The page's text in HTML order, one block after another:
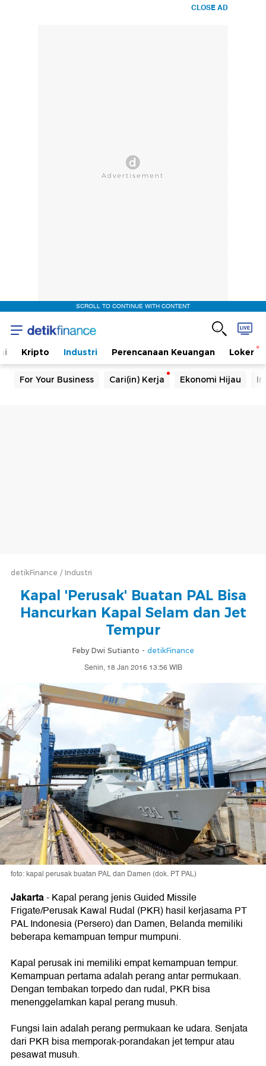
CLOSE AD
SCROLL TO CONTINUE WITH CONTENT
Kripto Industri Perencanaan Keuangan Loker
For Your Business Cari(in) Kerja Ekonomi Hijau
detikFinance Industri
Kapal 'Perusak' Buatan PAL Bisa
Hancurkan Kapal Selam dan Jet
Tempur
Feby Dwi Sutianto - detikFinance
Senin, 18 Jan 2016 13:56 WIB
foto: kapal perusak buatan PAL dan Damen (dok. PT PAL)
Jakarta-Kapal perang jenis Guided Missile
Frigate/Perusak Kawal Rudal (PKR) hasil kerjasama PT
PAL Indonesia (Persero) dan Damen, Belanda memiliki
beberapa kemampuan tempur mumpuni.
Kapal perusak ini memiliki empat kemampuan tempur.
Kemampuan pertama adalah perang antar permukaan.
Dengan tembakan torpedo dan rudal, PKR bisa
menenggelamkan kapal perang musuh.
Fungsi lain adalah perang permukaan ke udara. Senjata
dari PKR bisa memporak-porandakan jet tempur atau
pesawat musuh.